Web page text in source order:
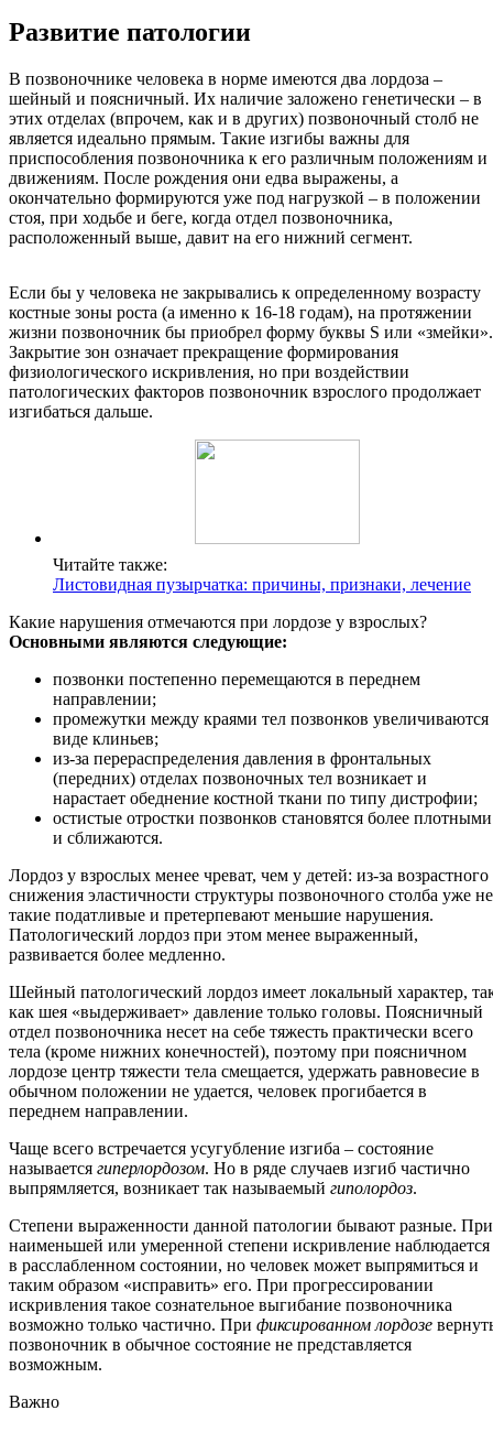
Развитие патологии
В позвоночнике человека в норме имеются два лордоза –
шейный и поясничный. Их наличие заложено генетически – в
этих отделах (впрочем, как и в других) позвоночный столб не
является идеально прямым. Такие изгибы важны для
приспособления позвоночника к его различным положениям и
движениям. После рождения они едва выражены, а
окончательно формируются уже под нагрузкой – в положении
стоя, при ходьбе и беге, когда отдел позвоночника,
расположенный выше, давит на его нижний сегмент.
Если бы у человека не закрывались к определенному возрасту
костные зоны роста (а именно к 16-18 годам), на протяжении
жизни позвоночник бы приобрел форму буквы S или «змейки».
Закрытие зон означает прекращение формирования
физиологического искривления, но при воздействии
патологических факторов позвоночник взрослого продолжает
изгибаться дальше.
Читайте также:
Листовидная пузырчатка: причины, признаки, лечение
Какие нарушения отмечаются при лордозе у взрослых?
Основными являются следующие:
позвонки постепенно перемещаются в переднем
направлении;
промежутки между краями тел позвонков увеличиваются
виде клиньев;
из-за перераспределения давления в фронтальных
(передних) отделах позвоночных тел возникает и
нарастает обеднение костной ткани по типу дистрофии;
остистые отростки позвонков становятся более плотными
и сближаются.
Лордоз у взрослых менее чреват, чем у детей: из-за возрастного
снижения эластичности структуры позвоночного столба уже не
такие податливые и претерпевают меньшие нарушения.
Патологический лордоз при этом менее выраженный,
развивается более медленно.
Шейный патологический лордоз имеет локальный характер,
как шея «выдерживает» давление только головы. Поясничный
отдел позвоночника несет на себе тяжесть практически всего
тела (кроме нижних конечностей), поэтому при поясничном
лордозе центр тяжести тела смещается, удержать равновесие в
обычном положении не удается, человек прогибается в
переднем направлении.
Чаще всего встречается усугубление изгиба – состояние
называется гиперлордозом. Но в ряде случаев изгиб частично
выпрямляется, возникает так называемый гиполордоз.
Степени выраженности данной патологии бывают разные. При
наименьшей или умеренной степени искривление наблюдается
в расслабленном состоянии, но человек может выпрямиться и
таким образом «исправить» его. При прогрессировании
искривления такое сознательное выгибание позвоночника
возможно только частично. При фиксированном лордозе
позвоночник в обычное состояние не представляется
возможным.
Важно